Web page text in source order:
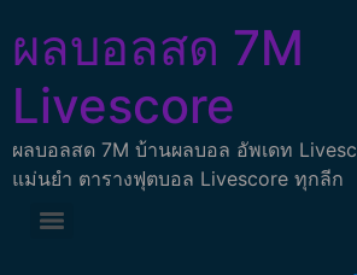
ผลบอลสด 7M
Livescore
ผลบอลสด 7M บ้านผลบอล อัพเดท
แม่นยำ ตารางฟุตบอล Livescore ทุกลีก